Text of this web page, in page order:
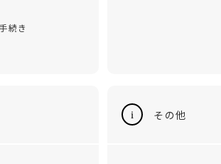
続き
その他